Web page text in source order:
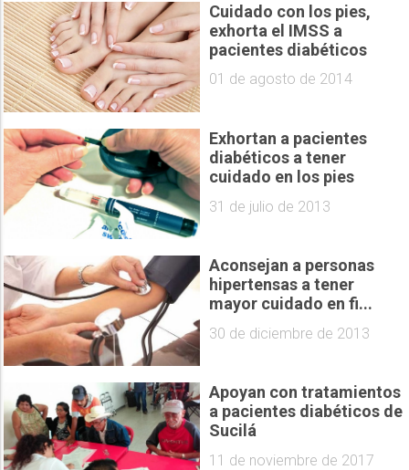
Cuidado con los pies,
exhorta el IMSS a
pacientes diabéticos
01 de agosto de 2014
Exhortan a pacientes
diabéticos a tener
cuidado en los pies
31 de julio de 2013
Aconsejan a personas
hipertensas a tener
mayor cuidado en fi...
30 de diciembre de 2013
Apoyan con tratamientos
a pacientes diabéticos de
Sucilá
11 de noviembre de 2017